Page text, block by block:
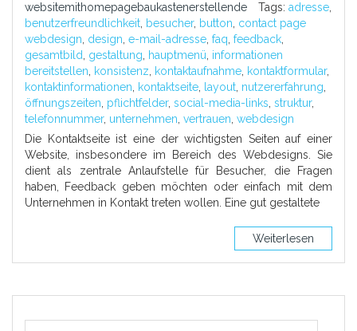
websitemithomepagebaukastenerstellende
Tags: adresse
benutzerfreundlichkeit besucher, button contact page
webdesign design e-mail-adresse faq feedback
gesamtbild
gestaltung hauptmenü informationen
bereitstellen
konsistenz kontaktaufnahme kontaktformular,
kontaktinformationen
kontaktseite layout nutzererfahrung
öffnungszeiten pflichtfelder, social-media-links struktur,
telefonnummer, unternehmen vertrauen webdesign
Die Kontaktseite ist eine der wichtigsten Seiten auf einer
Website, insbesondere im Bereich des Webdesigns. Sie
dient als zentrale Anlaufstelle für Besucher, die Fragen
haben, Feedback geben möchten oder einfach mit dem
Unternehmen in Kontakt treten wollen. Eine gut gestaltete
Weiterlesen